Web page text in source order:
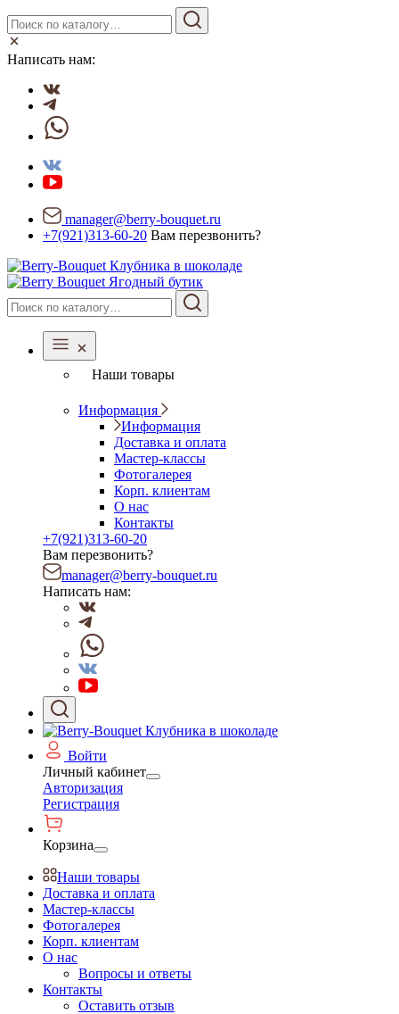
Написать нам:
manager@berry-bouquet.ru
+7(921)313-60-20 Вам перезвонить?
Ягодный бутик
Наши товары
Информация
Информация
Доставка и оплата
Мастер-классы
Фотогалерея
Корп. клиентам
О нас
Контакты
+7(921)313-60-20
Вам перезвонить?
manager@berry-bouquet.ru
Написать нам:
Войти
Личный кабинет
Авторизация
Регистрация
Корзина
Наши товары
Доставка и оплата
Мастер-классы
Фотогалерея
Корп. клиентам
О нас
Вопросы и ответы
Контакты
Оставить отзыв